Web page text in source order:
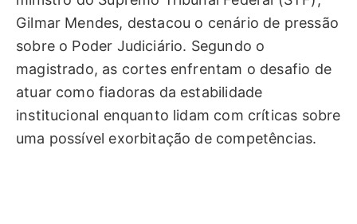
Gilmar Mendes, destacou o cenário de pressão
sobre o Poder Judiciário. Segundo o
magistrado, as cortes enfrentam o desafio de
atuar como fiadoras da estabilidade
institucional enquanto lidam com críticas sobre
uma possível exorbitação de competências.